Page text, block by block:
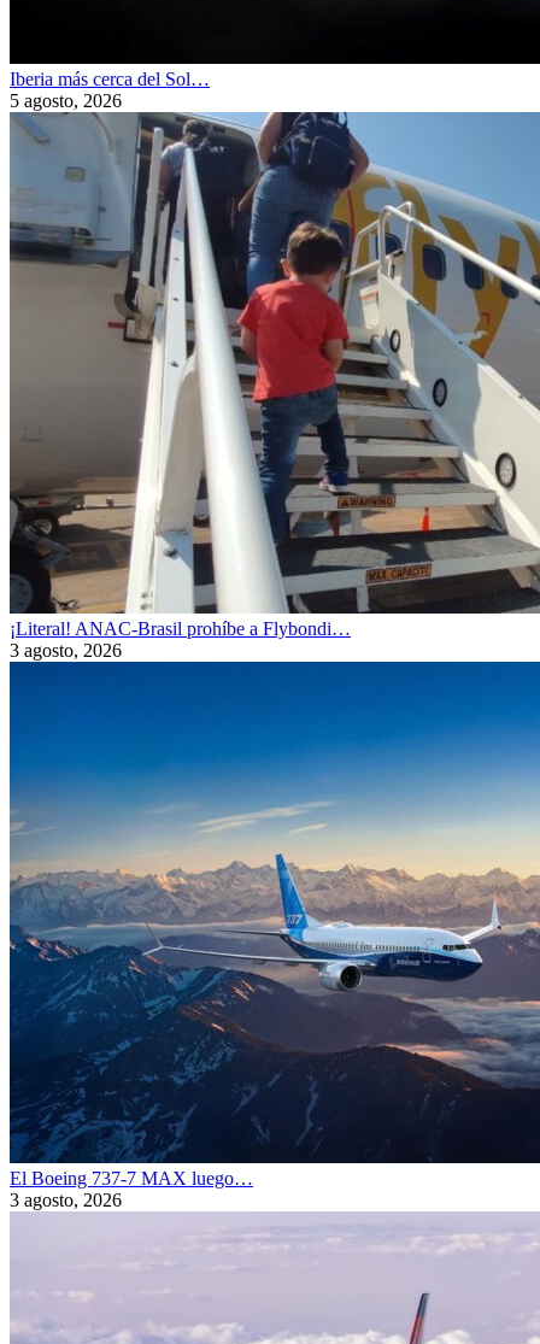
Iberia más cerca del Sol…
5 agosto, 2026
¡Literal! ANAC-Brasil prohíbe a Flybondi…
3 agosto, 2026
El Boeing 737-7 MAX luego…
3 agosto, 2026